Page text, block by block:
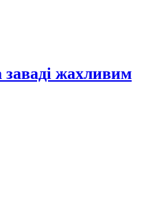
жахливим